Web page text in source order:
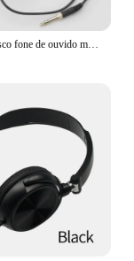
Pioneer dj disco fone de ouvido música fones de ouvido ajuste monitor fones de ouvido do telefone móvel computador personalizado presente natal